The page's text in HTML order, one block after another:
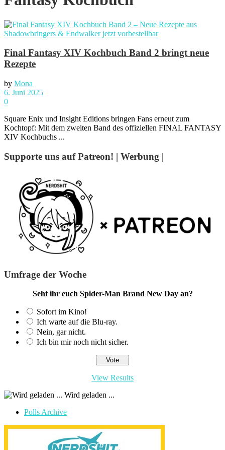
Final Fantasy XIV Kochbuch Band 2 bringt neue
Rezepte
by Mona
6. Juni 2025
0
Square Enix und Insight Editions bringen Fans erneut zum
Kochtopf: Mit dem zweiten Band des offiziellen FINAL FANTASY
XIV Kochbuchs ...
Supporte uns auf Patreon! | Werbung |
Umfrage der Woche
Seht ihr euch Spider-Man Brand New Day an?
Sofort im Kino!
Ich warte auf die Blu-ray.
Nein, gar nicht.
Ich bin mir noch nicht sicher.
View Results
Wird geladen ...
Polls Archive